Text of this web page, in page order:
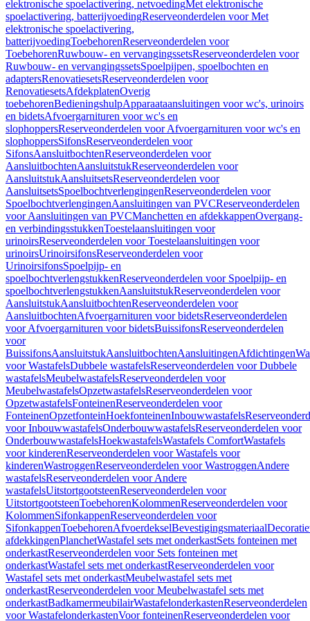
elektronische spoelactivering, netvoedingMet elektronische
spoelactivering, batterijvoedingReserveonderdelen voor Met
elektronische spoelactivering,
batterijvoedingToebehorenReserveonderdelen voor
ToebehorenRuwbouw- en vervangingssetsReserveonderdelen voor
Ruwbouw- en vervangingssetsSpoelpijpen, spoelbochten en
adaptersRenovatiesetsReserveonderdelen voor
RenovatiesetsAfdekplatenOverig
toebehorenBedieningshulpApparaataansluitingen voor wc's, urinoirs
en bidetsAfvoergarnituren voor wc's en
slophoppersReserveonderdelen voor Afvoergarnituren voor wc's en
slophoppersSifonsReserveonderdelen voor
SifonsAansluitbochtenReserveonderdelen voor
AansluitbochtenAansluitstukReserveonderdelen voor
AansluitstukAansluitsetsReserveonderdelen voor
AansluitsetsSpoelbochtverlengingenReserveonderdelen voor
SpoelbochtverlengingenAansluitingen van PVCReserveonderdelen
voor Aansluitingen van PVCManchetten en afdekkappenOvergang-
en verbindingsstukkenToestelaansluitingen voor
urinoirsReserveonderdelen voor Toestelaansluitingen voor
urinoirsUrinoirsifonsReserveonderdelen voor
UrinoirsifonsSpoelpijp- en
spoelbochtverlengstukkenReserveonderdelen voor Spoelpijp- en
spoelbochtverlengstukkenAansluitstukReserveonderdelen voor
AansluitstukAansluitbochtenReserveonderdelen voor
AansluitbochtenAfvoergarnituren voor bidetsReserveonderdelen
voor Afvoergarnituren voor bidetsBuissifonsReserveonderdelen
voor
BuissifonsAansluitstukAansluitbochtenAansluitingenAfdichtingen
voor WastafelsDubbele wastafelsReserveonderdelen voor Dubbele
wastafelsMeubelwastafelsReserveonderdelen voor
MeubelwastafelsOpzetwastafelsReserveonderdelen voor
OpzetwastafelsFonteinenReserveonderdelen voor
FonteinenOpzetfonteinHoekfonteinenInbouwwastafels
voor InbouwwastafelsOnderbouwwastafelsReserveonderdelen voor
OnderbouwwastafelsHoekwastafelsWastafels ComfortWastafels
voor kinderenReserveonderdelen voor Wastafels voor
kinderenWastroggenReserveonderdelen voor WastroggenAndere
wastafelsReserveonderdelen voor Andere
wastafelsUitstortgootsteenReserveonderdelen voor
UitstortgootsteenToebehorenKolommenReserveonderdelen voor
KolommenSifonkappenReserveonderdelen voor
SifonkappenToebehorenAfvoerdekselBevestigingsmateriaal
afdekkingenPlanchetWastafel sets met onderkastSets fonteinen met
onderkastReserveonderdelen voor Sets fonteinen met
onderkastWastafel sets met onderkastReserveonderdelen voor
Wastafel sets met onderkastMeubelwastafel sets met
onderkastReserveonderdelen voor Meubelwastafel sets met
onderkastBadkamermeubilairWastafelonderkastenReserveonderdelen
voor WastafelonderkastenVoor fonteinenReserveonderdelen voor